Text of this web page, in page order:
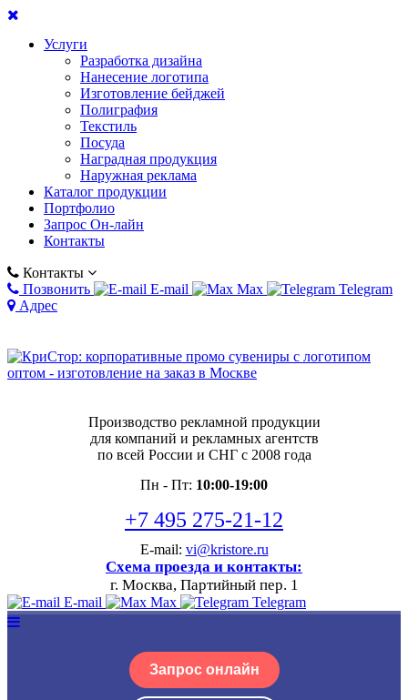
Услуги
Разработка дизайна
Нанесение логотипа
Изготовление бейджей
Полиграфия
Текстиль
Посуда
Наградная продукция
Наружная реклама
Каталог продукции
Портфолио
Запрос Он-лайн
Контакты
Контакты
Позвонить
E-mail Max
Telegram
Адрес
Производство рекламной продукции
для компаний и рекламных агентств
по всей России и СНГ с 2008 года
Пн - Пт: 10:00-19:00
+7 495 275-21-12
E-mail: vi@kristore.ru
Схема проезда и контакты:
г. Москва, Партийный пер. 1
E-mail Max Telegram
Запрос онлайн